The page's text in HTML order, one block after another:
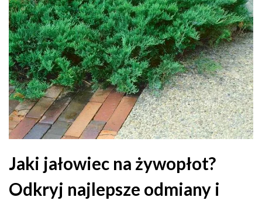
Jaki jałowiec na żywopłot?
Odkryj najlepsze odmiany i